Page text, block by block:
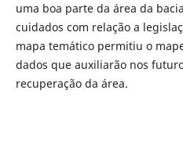
uma boa parte da área da
cuidados com relação a
mapa temático permitiu o
dados que auxiliarão nos
recuperação da área.